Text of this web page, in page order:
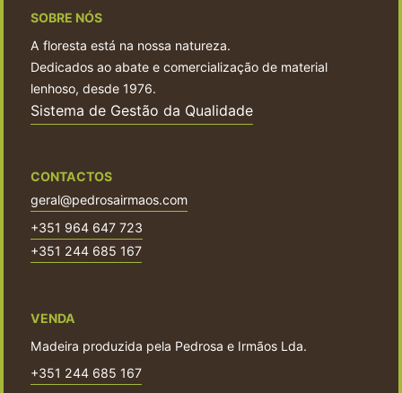
SOBRE NÓS
A floresta está na nossa natureza.
Dedicados ao abate e comercialização de material
lenhoso, desde 1976.
Sistema de Gestão da Qualidade
CONTACTOS
geral@pedrosairmaos.com
+351 964 647 723
+351 244 685 167
VENDA
Madeira produzida pela Pedrosa e Irmãos Lda.
+351 244 685 167